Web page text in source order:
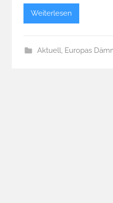
Weiterlesen
Aktuell, Europas